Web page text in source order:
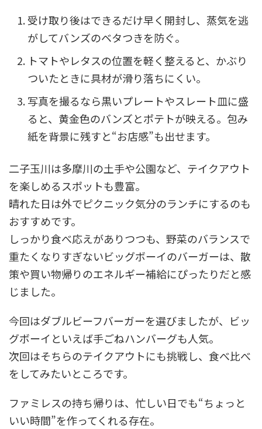
受け取り後はできるだけ早く開封し、蒸気を逃
がしてバンズのベタつきを防ぐ。
トマトやレタスの位置を軽く整えると、かぶり
ついたときに具材が滑り落ちにくい。
写真を撮るなら黒いプレートやスレート皿に盛
ると、黄金色のバンズとポテトが映える。包み
紙を背景に残すと“お店感”も出せます。
二子玉川は多摩川の土手や公園など、テイクアウト
を楽しめるスポットも豊富。
晴れた日は外でピクニック気分のランチにするのも
おすすめです。
しっかり食べ応えがありつつも、野菜のバランスで
重たくなりすぎないビッグボーイのバーガーは、散
策や買い物帰りのエネルギー補給にぴったりだと感
じました。
今回はダブルビーフバーガーを選びましたが、ビッ
グボーイといえば手ごねハンバーグも人気。
次回はそちらのテイクアウトにも挑戦し、食べ比べ
をしてみたいところです。
ファミレスの持ち帰りは、忙しい日でも“ちょっと
いい時間”を作ってくれる存在。